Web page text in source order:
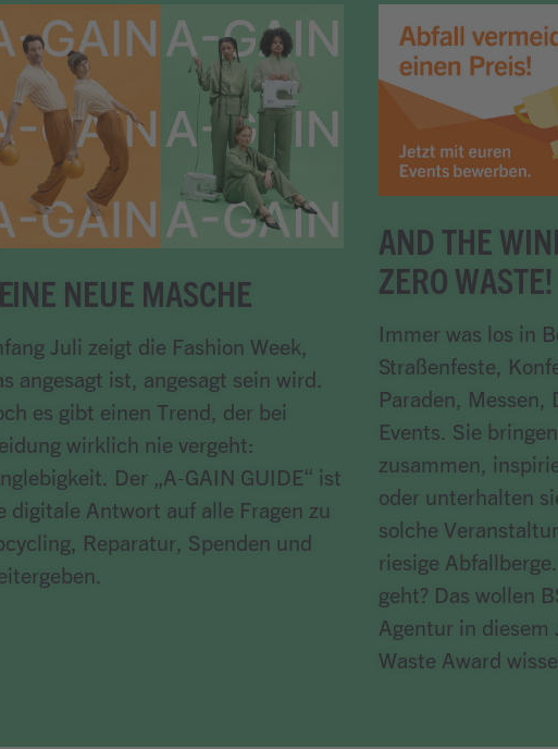
NEUE MASCHE
Juli zeigt die Fashion Week,
angesagt ist, angesagt sein wird.
es gibt einen Trend, der bei
wirklich nie vergeht:
Der „A-GAIN GUIDE“ ist
digitale Antwort auf alle Fragen zu
Reparatur, Spenden und
AND THE
ZERO WASTE!
Immer was los in
Straßenfeste,
Paraden, Messen,
Events. Sie
zusammen,
oder unterhalten
solche
riesige
geht? Das wollen
Agentur in diesem
Waste Award